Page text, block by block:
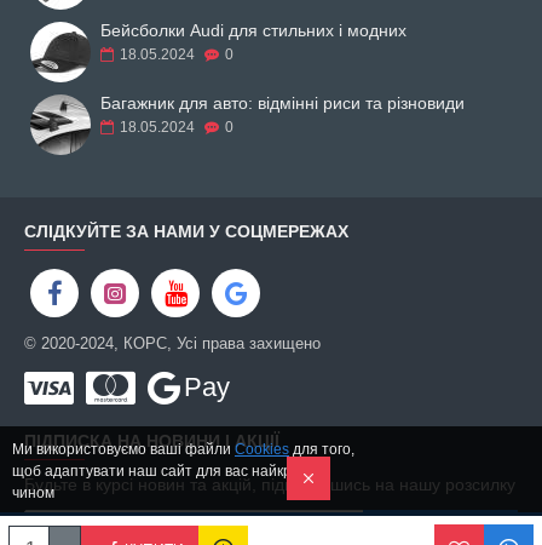
Бейсболки Audi для стильних і модних
18.05.2024 0
Багажник для авто: відмінні риси та різновиди
18.05.2024 0
СЛІДКУЙТЕ ЗА НАМИ У СОЦМЕРЕЖАХ
© 2020-2024, КОРС, Усі права захищено
Pay
ПІДПИСКА НА НОВИНИ І АКЦІЇ
Будьте в курсі новин та акцій, підписавшись на нашу розсилку
Ми використовуємо ваші файли Cookies для того,
щоб адаптувати наш сайт для вас найкращим
чином